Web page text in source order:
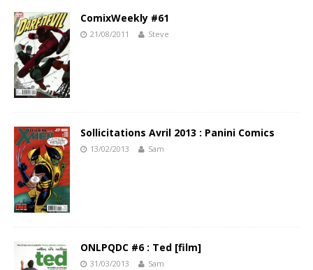
ComixWeekly #61
21/08/2011 Steve
Sollicitations Avril 2013 : Panini Comics
13/02/2013 Sam
ONLPQDC #6 : Ted [film]
31/03/2013 Sam